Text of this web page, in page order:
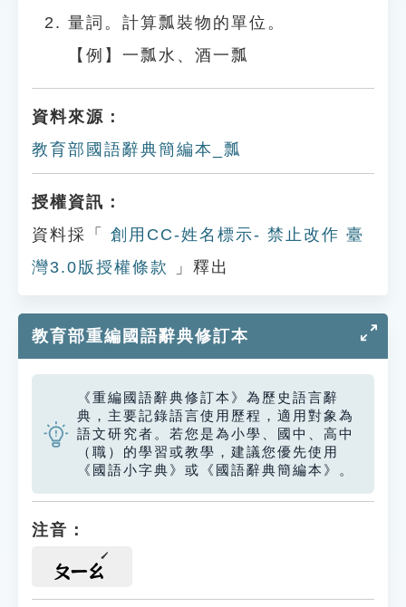
量詞。計算瓢裝物的單位。
【例】一瓢水、酒一瓢
資料來源：
教育部國語辭典簡編本_瓢
授權資訊：
資料採「
創用CC-姓名標示- 禁止改作 臺
灣3.0版授權條款
」釋出
教育部重編國語辭典修訂本
《重編國語辭典修訂本》為歷史語言辭
典，主要記錄語言使用歷程，適用對象為
語文研究者。若您是為小學、國中、高中
（職）的學習或教學，建議您優先使用
《國語小字典》或《國語辭典簡編本》。
注音：
ㄆㄧㄠ